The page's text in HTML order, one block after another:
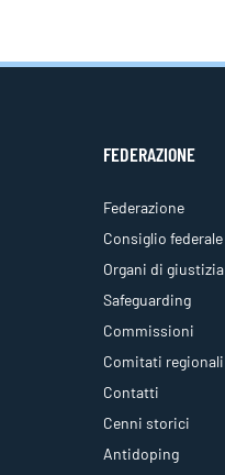
FEDERAZIONE
Federazione
Consiglio federale
Organi di giustizia
Safeguarding
Commissioni
Comitati regionali
Contatti
Cenni storici
Antidoping